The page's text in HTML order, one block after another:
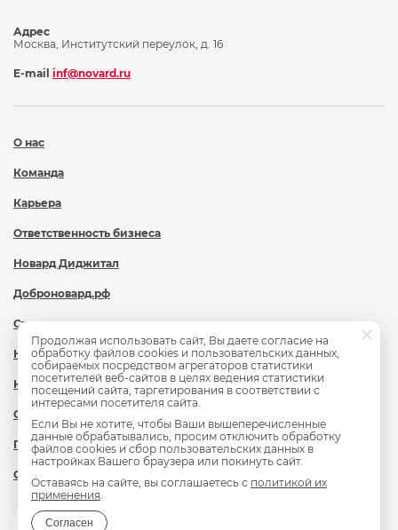
О нас
Команда
Карьера
Ответственность бизнеса
Новард Диджитал
Доброновард.рф
Статьи
Новости
Контакты
Охрана труда
Политика обработки персональных данных
Сведения об образовательной организации
Адрес
Москва, Институтский переулок, д. 16
E-mail inf@novard.ru
Продолжая использовать сайт, Вы даете согласие на
обработку файлов cookies и пользовательских данных,
собираемых посредством агрегаторов статистики
посетителей веб-сайтов в целях ведения статистики
посещений сайта, таргетирования в соответствии с
интересами посетителя сайта.
Если Вы не хотите, чтобы Ваши вышеперечисленные
данные обрабатывались, просим отключить обработку
файлов cookies и сбор пользовательских данных в
настройках Вашего браузера или покинуть сайт.
Оставаясь на сайте, вы соглашаетесь с политикой их
применения.
Согласен